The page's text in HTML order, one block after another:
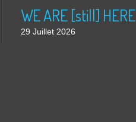
WE ARE [still] HERE
29 Juillet 2026